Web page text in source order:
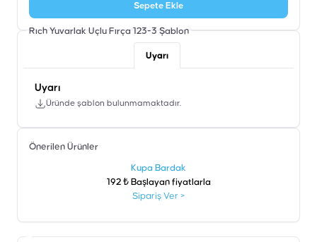
Sepete Ekle
Rıch Yuvarlak Uçlu Fırça 123-3 Şablon
Uyarı
Uyarı
Üründe şablon bulunmamaktadır.
Önerilen Ürünler
Kupa Bardak
192 ₺ Başlayan fiyatlarla
Sipariş Ver >